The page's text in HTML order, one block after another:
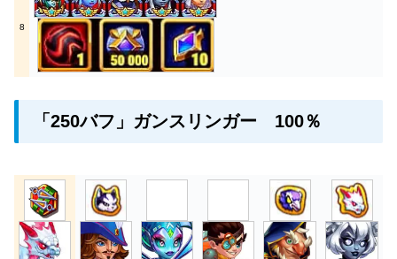
8
「250バフ」ガンスリンガー 100％